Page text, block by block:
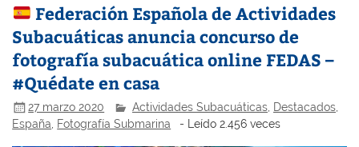
Federación Española de Actividades
Subacuáticas anuncia concurso de
fotografía subacuática online FEDAS –
#Quédate en casa
27 marzo 2020 Actividades Subacuáticas Destacados
España, Fotografía Submarina - Leído 2.456 veces